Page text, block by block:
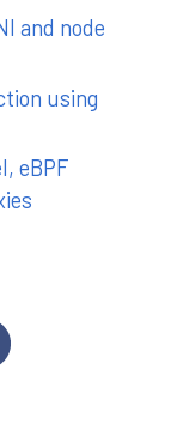
and node
using
eBPF